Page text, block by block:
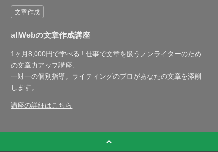
文章作成
allWebの文章作成講座
1ヶ月8,000円で学べる ! 仕事で文章を扱うノンライターのため
の文章力アップ講座。
一対一の個別指導。ライティングのプロがあなたの文章を添削
します。
講座の詳細はこちら